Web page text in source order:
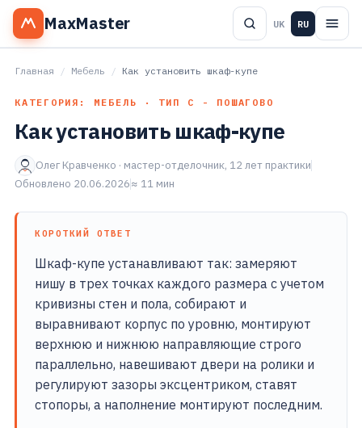
MaxMaster UK RU
Главная / Мебель / Как установить шкаф-купе
КАТЕГОРИЯ: МЕБЕЛЬ · ТИП С - ПОШАГОВО
Как установить шкаф-купе
Олег Кравченко · мастер-отделочник, 12 лет практики
Обновлено 20.06.2026≈ 11 мин
КОРОТКИЙ ОТВЕТ
Шкаф-купе устанавливают так: замеряют
нишу в трех точках каждого размера с учетом
кривизны стен и пола, собирают и
выравнивают корпус по уровню, монтируют
верхнюю и нижнюю направляющие строго
параллельно, навешивают двери на ролики и
регулируют зазоры эксцентриком, ставят
стопоры, а наполнение монтируют последним.